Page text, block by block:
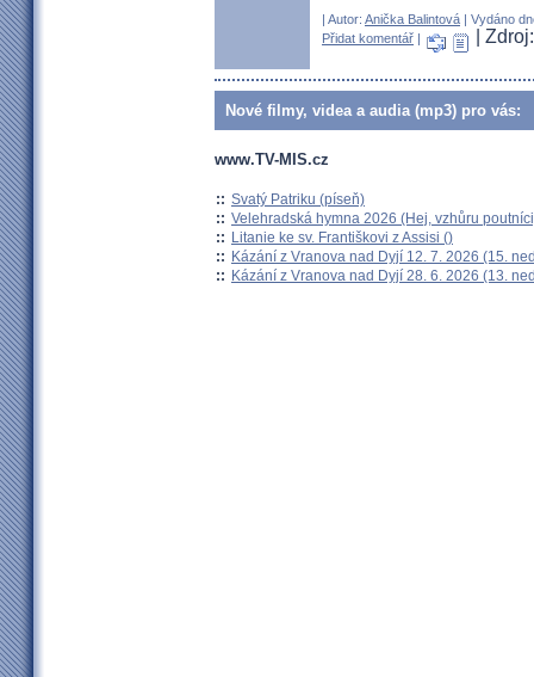
| Autor: Anička Balintová | Vydáno
Přidat komentář | |
Nové filmy, videa a audia (mp3) pro vás:
www.TV-MIS.cz
:: Svatý Patriku (píseň)
:: Velehradská hymna 2026 (Hej, vzhůru
:: Litanie ke sv. Františkovi z Assisi ()
:: Kázání z Vranova nad Dyjí 12. 7. 2026 (15.
:: Kázání z Vranova nad Dyjí 28. 6. 2026 (13.